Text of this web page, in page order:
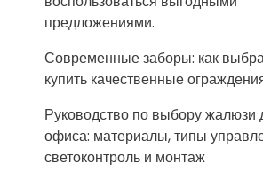
предложениями.
Современные заборы: как
купить качественные
Руководство по выбору жалюзи
офиса: материалы, типы
светоконтроль и монтаж